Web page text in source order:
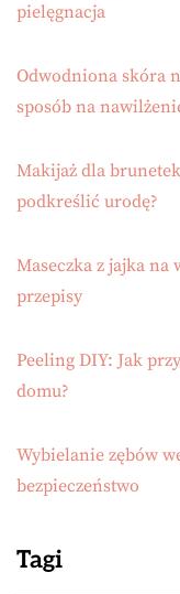
pielęgnacja
Odwodniona skóra
sposób na
Makijaż dla
podkreślić urodę?
Maseczka z jajka na
przepisy
Peeling DIY: Jak
domu?
Wybielanie zębów
bezpieczeństwo
Tagi